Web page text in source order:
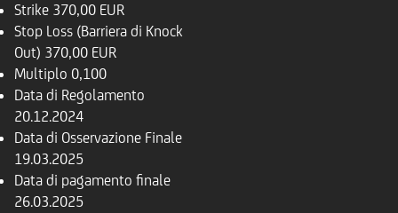
Strike 370,00 EUR
Stop Loss (Barriera di Knock
Out) 370,00 EUR
Multiplo 0,100
Data di Regolamento
20.12.2024
Data di Osservazione Finale
19.03.2025
Data di pagamento finale
26.03.2025